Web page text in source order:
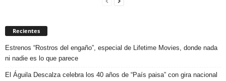
Recientes
Estrenos “Rostros del engaño”, especial de Lifetime Movies, donde nada
ni nadie es lo que parece
El Águila Descalza celebra los 40 años de “País paisa” con gira nacional